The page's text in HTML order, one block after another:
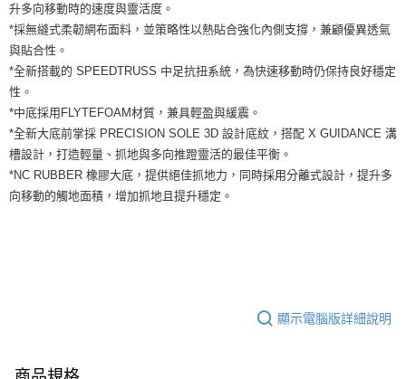
２．便利：只要手機號碼，簡訊認證，即可結帳。
３．安心：先確認商品／服務後，再付款。
【「AFTEE先享後付」結帳流程】
１．於結帳方式選擇「AFTEE先享後付」後，將跳轉至「AFTEE先享後付」
結帳頁面，進行簡訊認證並確認金額後，即可完成結帳。
２．訂單成立數日內，您將收到繳費通知簡訊。
３．收到繳費通知簡訊後14天內，點擊此簡訊中的連結，可透過四大超商／
ATM／網路銀行／等多元方式進行付款，方視為交易完成。
※ 請注意：結帳手續完成當下不需立刻繳費，但若您需要取消訂單，請聯絡
購買商品的店家。未經商家同意取消之訂單仍視為有效，需透過AFTEE先享
後付繳納相關費用。
易，需依本服務之必要範圍內提供個人資料，並將交易相關給付款項請求債
３．未成年的使用者請事先徵得法定代理人或監護人之同意方可使用
運送方式
全家取貨付款
每筆NT$60，滿NT$1,500(含以上)免運費
付款後全家取貨
每筆NT$60，滿NT$1,500(含以上)免運費
7-11取貨付款
每筆NT$60，滿NT$1,500(含以上)免運費
升多向移動時的速度與靈活度。
*採無縫式柔韌網布面料，並策略性以熱貼合強化內側支撐，兼顧優異透氣
與貼合性。
*全新搭載的 SPEEDTRUSS 中足抗扭系統，為快速移動時仍保持良好穩定
性。
*中底採用FLYTEFOAM材質，兼具輕盈與緩震。
*全新大底前掌採 PRECISION SOLE 3D 設計底紋，搭配 X GUIDANCE 溝
槽設計，打造輕量、抓地與多向推蹬靈活的最佳平衡。
*NC RUBBER 橡膠大底，提供絕佳抓地力，同時採用分離式設計，提升多
向移動的觸地面積，增加抓地且提升穩定。
顯示電腦版詳細說明